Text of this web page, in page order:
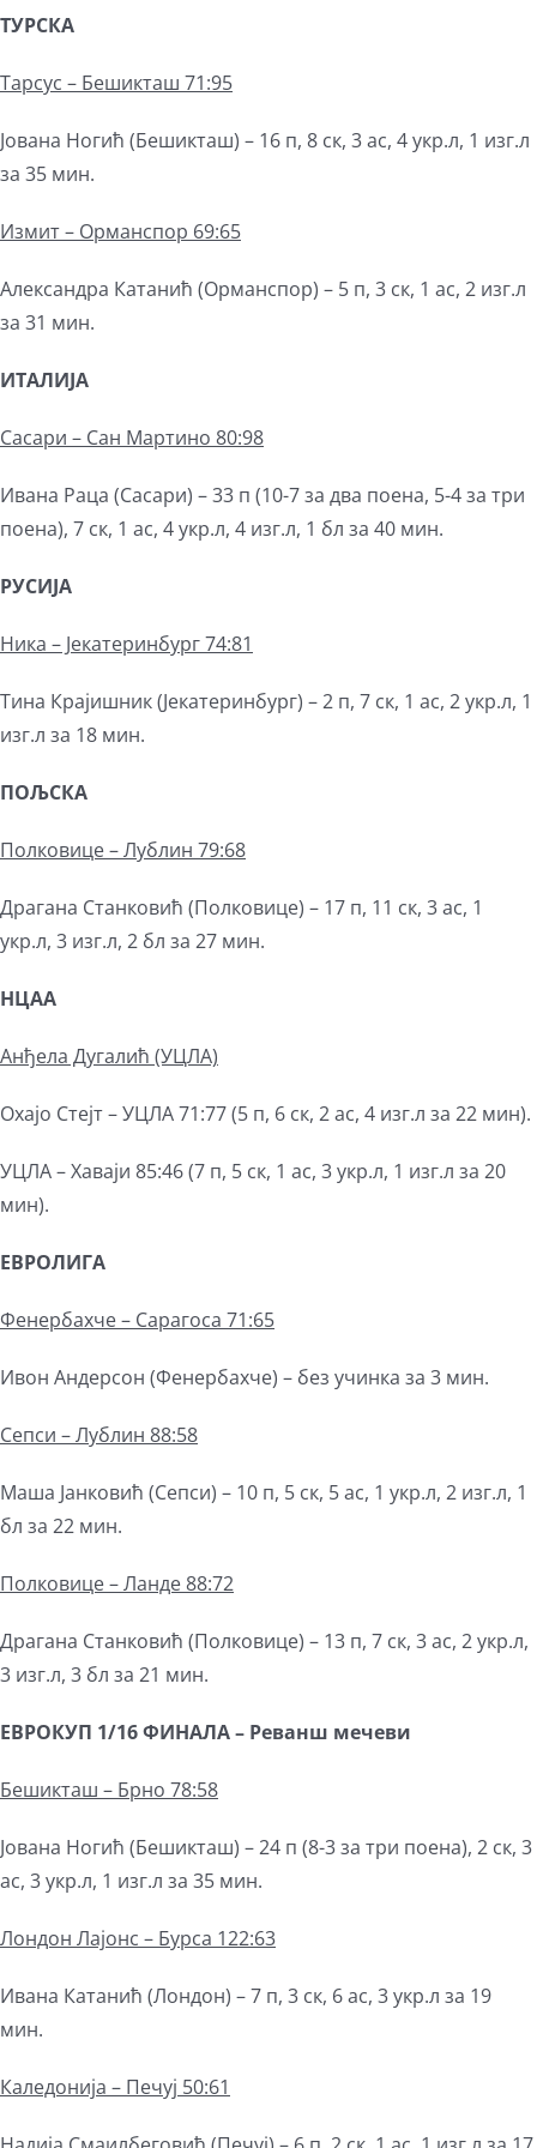
ТУРСКА
Тарсус – Бешикташ 71:95
Јована Ногић (Бешикташ) – 16 п, 8 ск, 3 ас, 4 укр.л, 1 изг.л
за 35 мин.
Измит – Орманспор 69:65
Александра Катанић (Орманспор) – 5 п, 3 ск, 1 ас, 2 изг.л
за 31 мин.
ИТАЛИЈА
Сасари – Сан Мартино 80:98
Ивана Раца (Сасари) – 33 п (10-7 за два поена, 5-4 за три
поена), 7 ск, 1 ас, 4 укр.л, 4 изг.л, 1 бл за 40 мин.
РУСИЈА
Ника – Јекатеринбург 74:81
Тина Крајишник (Јекатеринбург) – 2 п, 7 ск, 1 ас, 2 укр.л, 1
изг.л за 18 мин.
ПОЉСКА
Полковице – Лублин 79:68
Драгана Станковић (Полковице) – 17 п, 11 ск, 3 ас, 1
укр.л, 3 изг.л, 2 бл за 27 мин.
НЦАА
Анђела Дугалић (УЦЛА)
Охајо Стејт – УЦЛА 71:77 (5 п, 6 ск, 2 ас, 4 изг.л за 22 мин).
УЦЛА – Хаваји 85:46 (7 п, 5 ск, 1 ас, 3 укр.л, 1 изг.л за 20
мин).
ЕВРОЛИГА
Фенербахче – Сарагоса 71:65
Ивон Андерсон (Фенербахче) – без учинка за 3 мин.
Сепси – Лублин 88:58
Маша Јанковић (Сепси) – 10 п, 5 ск, 5 ас, 1 укр.л, 2 изг.л, 1
бл за 22 мин.
Полковице – Ланде 88:72
Драгана Станковић (Полковице) – 13 п, 7 ск, 3 ас, 2 укр.л,
3 изг.л, 3 бл за 21 мин.
ЕВРОКУП 1/16 ФИНАЛА– Реванш мечеви
Бешикташ – Брно 78:58
Јована Ногић (Бешикташ) – 24 п (8-3 за три поена), 2 ск, 3
ас, 3 укр.л, 1 изг.л за 35 мин.
Лондон Лајонс – Бурса 122:63
Ивана Катанић (Лондон) – 7 п, 3 ск, 6 ас, 3 укр.л за 19
мин.
Каледонија – Печуј 50:61